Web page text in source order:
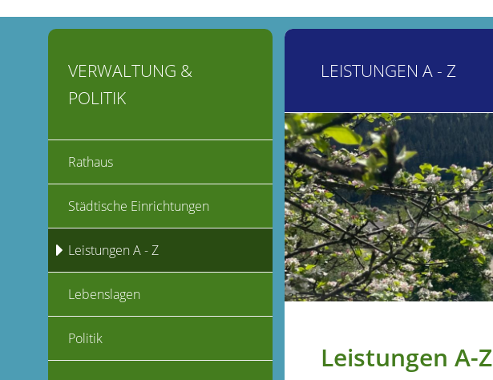
LEISTUNGEN A - Z
Leistungen A-Z
VERWALTUNG &
POLITIK
Rathaus
Städtische Einrichtungen
Leistungen A - Z
Lebenslagen
Politik